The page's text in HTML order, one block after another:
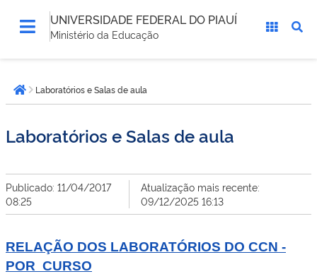
UNIVERSIDADE FEDERAL DO PIAUÍ
Ministério da Educação
está
aqui:Página inicial
Laboratórios e Salas de aula
Laboratórios e Salas de aula
Publicado: 11/04/2017
08:25
Atualização mais recente:
09/12/2025 16:13
RELAÇÃO DOS LABORATÓRIOS DO CCN -
POR CURSO